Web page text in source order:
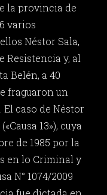
la provincia de
varios
Néstor Sala,
Resistencia y, al
Belén, a 40
fraguaron un
caso de Néstor
13»), cuya
de 1985 por la
en lo Criminal y
N° 1074/2009